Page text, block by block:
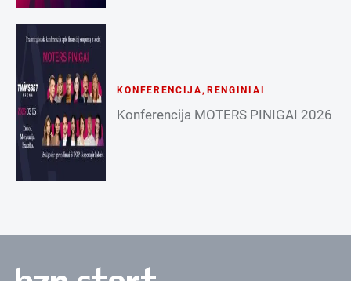
KONFERENCIJA, RENGINIAI
Konferencija MOTERS PINIGAI 2026